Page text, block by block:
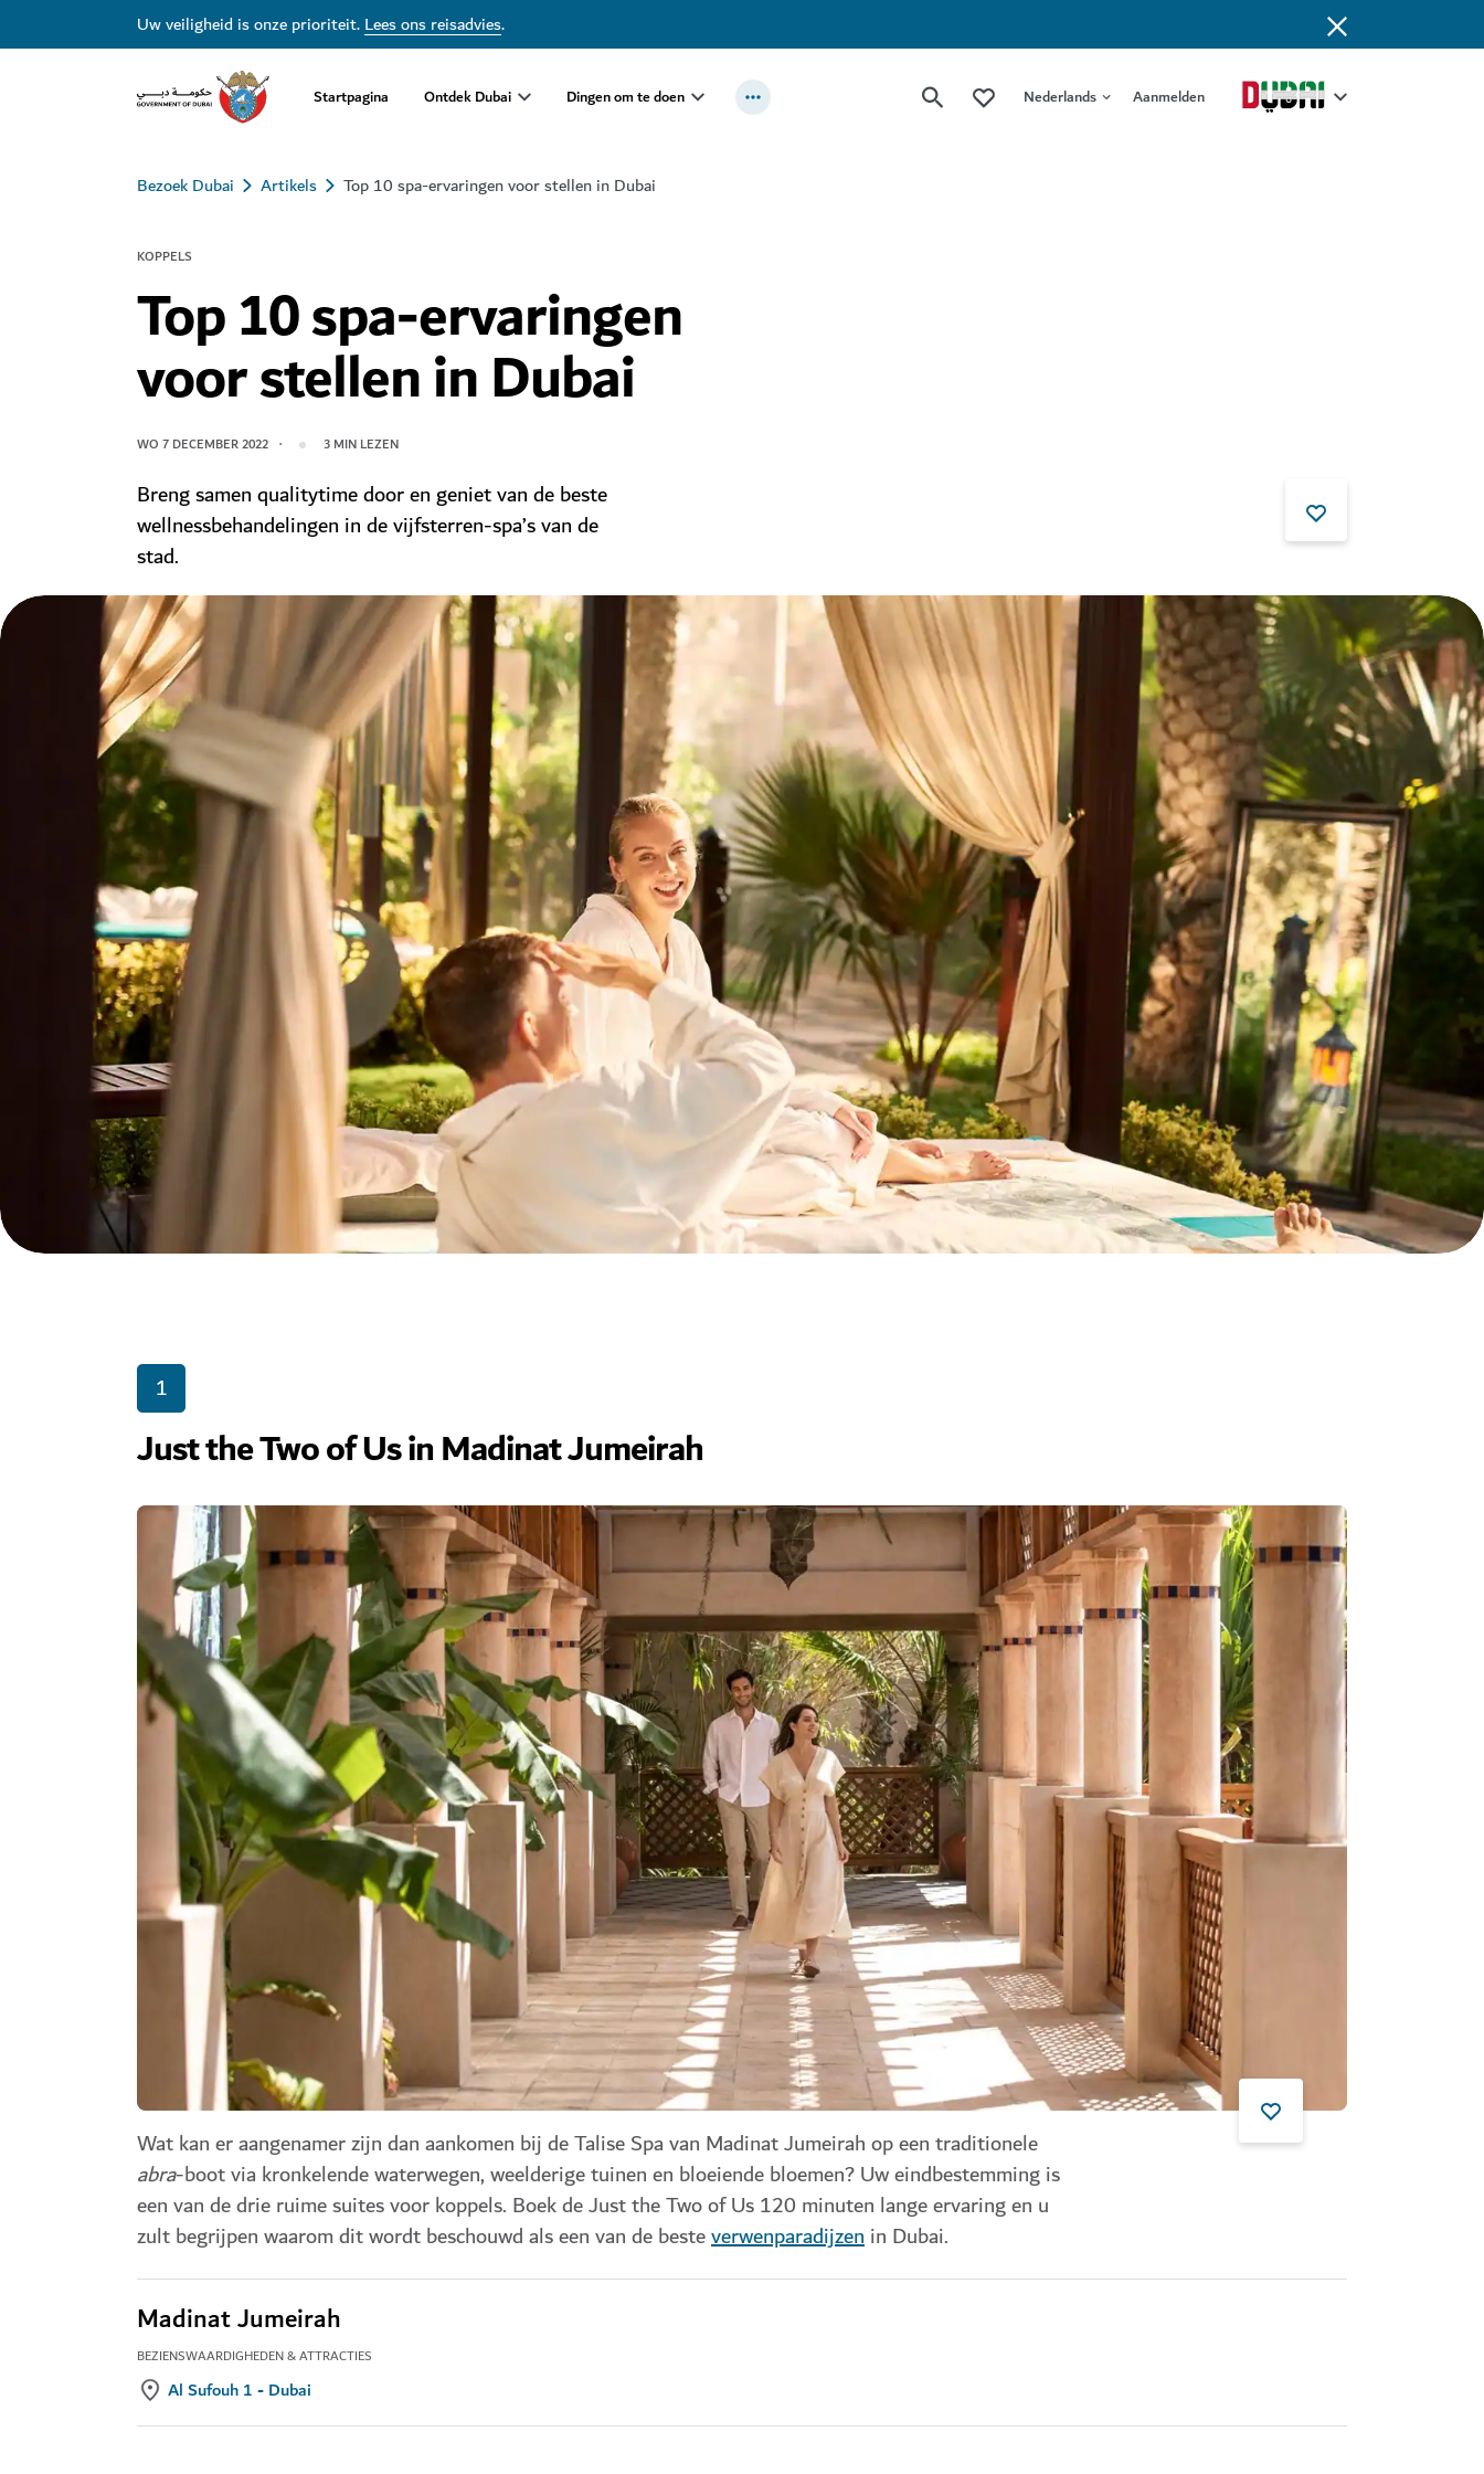
Uw veiligheid is onze prioriteit.Lees ons reisadvies.
Startpagina Ontdek Dubai Dingen om te doen Nederlands Aanmelden
Bezoek Dubai Artikels Top 10 spa-ervaringen voor stellen in Dubai
KOPPELS
Top 10 spa-ervaringen
voor stellen in Dubai
WO 7 DECEMBER 2022 3 MIN LEZEN
Breng samen qualitytime door en geniet van de beste
wellnessbehandelingen in de vijfsterren-spa’s van de
stad.
1
Just the Two of Us in Madinat Jumeirah
Wat kan er aangenamer zijn dan aankomen bij de Talise Spa van Madinat Jumeirah op een traditionele
abra-boot via kronkelende waterwegen, weelderige tuinen en bloeiende bloemen? Uw eindbestemming is
een van de drie ruime suites voor koppels. Boek de Just the Two of Us 120 minuten lange ervaring en u
zult begrijpen waarom dit wordt beschouwd als een van de besteverwenparadijzenin Dubai.
Madinat Jumeirah
BEZIENSWAARDIGHEDEN & ATTRACTIES
Al Sufouh 1 - Dubai